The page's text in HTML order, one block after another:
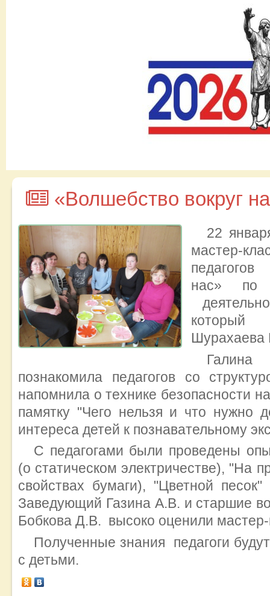
«Волшебство вокруг
22
нас» по
который
Шурахаева
познакомила педагогов со
напомнила о технике безопасности
памятку "Чего нельзя и что нужно
интереса детей к познавательному
С педагогами были проведены
(о статическом электричестве), "На
свойствах бумаги), "Цветной
Заведующий Газина А.В. и старшие
Бобкова Д.В. высоко оценили мастер-
Полученные знания педагоги
с детьми.